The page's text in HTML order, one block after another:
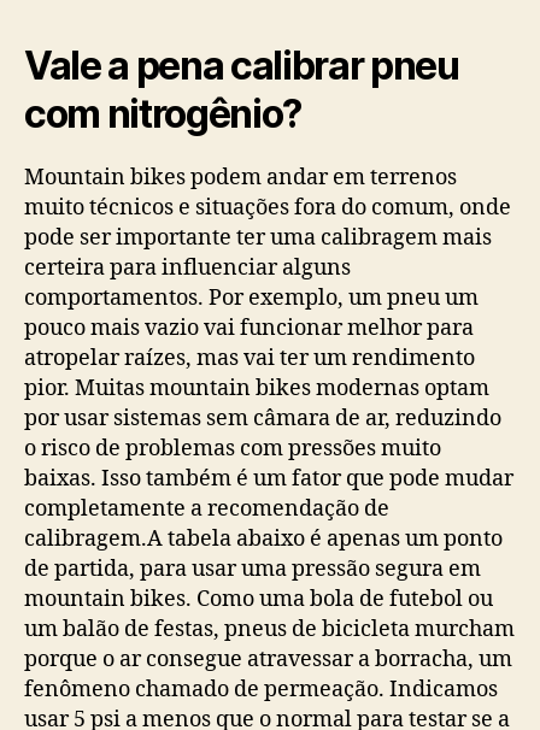
Vale a pena calibrar pneu
com nitrogênio?
Mountain bikes podem andar em terrenos
muito técnicos e situações fora do comum, onde
pode ser importante ter uma calibragem mais
certeira para influenciar alguns
comportamentos. Por exemplo, um pneu um
pouco mais vazio vai funcionar melhor para
atropelar raízes, mas vai ter um rendimento
pior. Muitas mountain bikes modernas optam
por usar sistemas sem câmara de ar, reduzindo
o risco de problemas com pressões muito
baixas. Isso também é um fator que pode mudar
completamente a recomendação de
calibragem.A tabela abaixo é apenas um ponto
de partida, para usar uma pressão segura em
mountain bikes. Como uma bola de futebol ou
um balão de festas, pneus de bicicleta murcham
porque o ar consegue atravessar a borracha, um
fenômeno chamado de permeação. Indicamos
usar 5 psi a menos que o normal para testar se a